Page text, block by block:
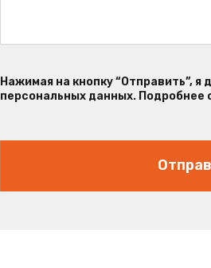
Нажимая на кнопку “Отправить”, я
персональных данных. Подробнее